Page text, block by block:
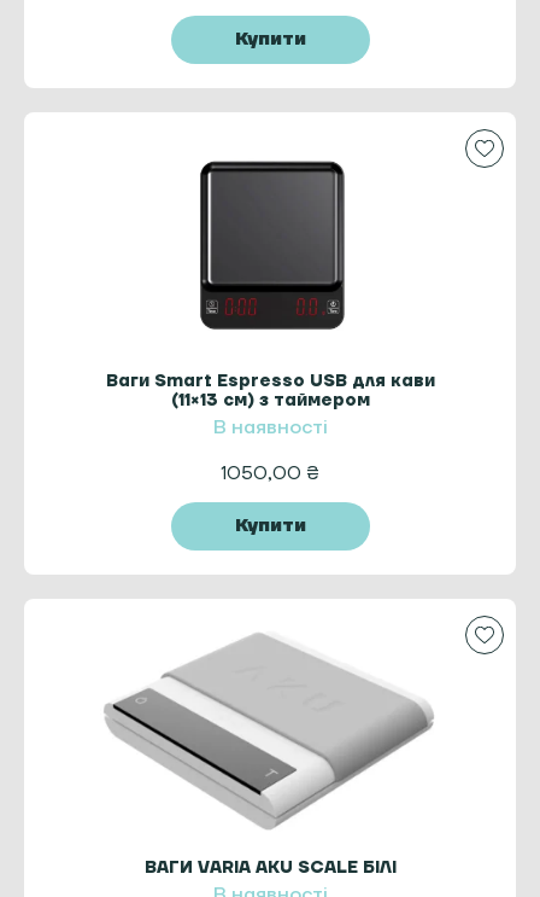
Купити
Ваги Smart Еspresso USB для кави
(11×13 см) з таймером
В наявності
1050,00 ₴
Купити
ВАГИ VARIA AKU SCALE БІЛІ